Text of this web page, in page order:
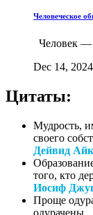
Человеческое
Человек —
Dec 14, 2024
Цитаты:
Мудрость,
своего
Дейвид
того, кто
Иосиф
Проще
одурачены.